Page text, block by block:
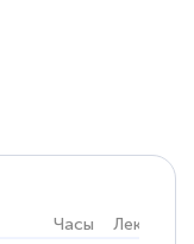
Часы Лекции